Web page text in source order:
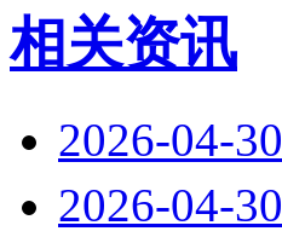
相关资讯
2026-04-30
2026-04-30